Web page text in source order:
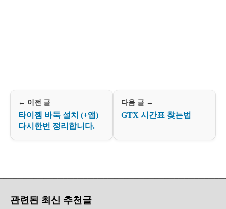
← 이전 글
타이젬 바둑 설치 (+앱)
다시한번 정리합니다.
다음 글 →
GTX 시간표 찾는법
관련된 최신 추천글